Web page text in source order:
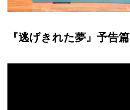
『逃げきれた夢』予告篇